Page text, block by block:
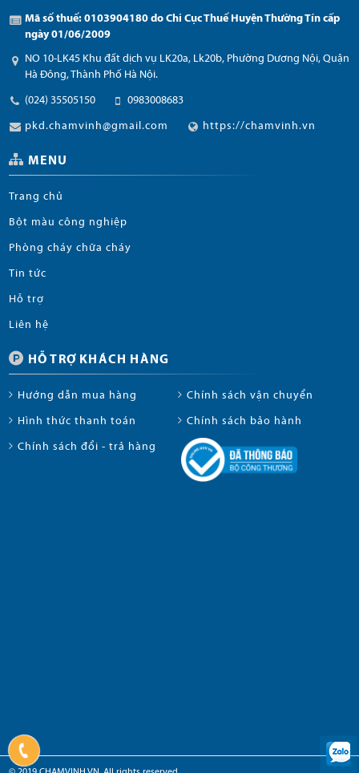
Mã số thuế: 0103904180 do Chi Cục Thuế Huyện Thường Tín cấp
ngày 01/06/2009
NO 10-LK45 Khu đất dịch vụ LK20a, Lk20b, Phường Dương Nội, Quận
Hà Đông, Thành Phố Hà Nội.
(024) 35505150 0983008683
pkd.chamvinh@gmail.com https://chamvinh.vn
MENU
Trang chủ
Bột màu công nghiệp
Phòng cháy chữa cháy
Tin tức
Hỗ trợ
Liên hệ
HỖ TRỢ KHÁCH HÀNG
Hướng dẫn mua hàng Chính sách vận chuyển
Hình thức thanh toán Chính sách bảo hành
Chính sách đổi - trả hàng